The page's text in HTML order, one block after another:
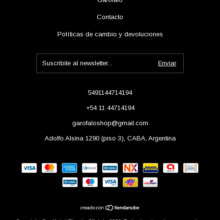
Contacto
Políticas de cambio y devoluciones
5491144714194
+54 11 44714194
garofaloshop@gmail.com
Adolfo Alsina 1290 (piso 3), CABA, Argentina